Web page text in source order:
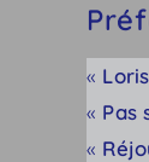
«
« Pas
«